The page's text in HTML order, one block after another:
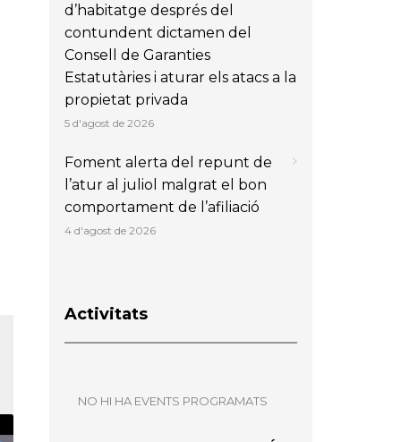
d’habitatge després del
contundent dictamen del
Consell de Garanties
Estatutàries i aturar els atacs a la
propietat privada
5 d'agost de 2026
Foment alerta del repunt de
l’atur al juliol malgrat el bon
comportament de l’afiliació
4 d'agost de 2026
Activitats
NO HI HA EVENTS PROGRAMATS